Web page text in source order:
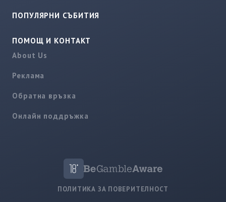
ПОПУЛЯРНИ СЪБИТИЯ
ПОМОЩ И КОНТАКТ
About Us
Реклама
Обратна връзка
Онлайн поддръжка
ПОЛИТИКА ЗА ПОВЕРИТЕЛНОСТ